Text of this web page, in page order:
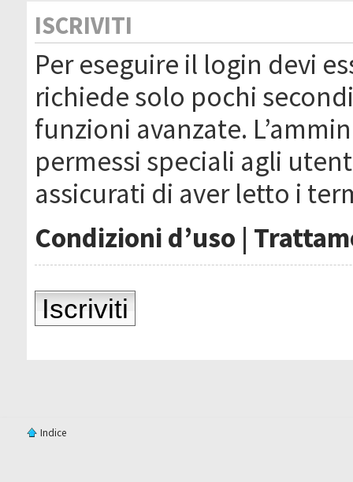
ISCRIVITI
Per eseguire il login devi
richiede solo pochi
funzioni avanzate.
permessi speciali agli
assicurati di aver letto i
Condizioni d’uso |
Iscriviti
Indice